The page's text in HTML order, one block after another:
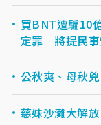
買BNT遭騙10
定罪 將提民
公秋爽、母秋
慈妹沙灘大解